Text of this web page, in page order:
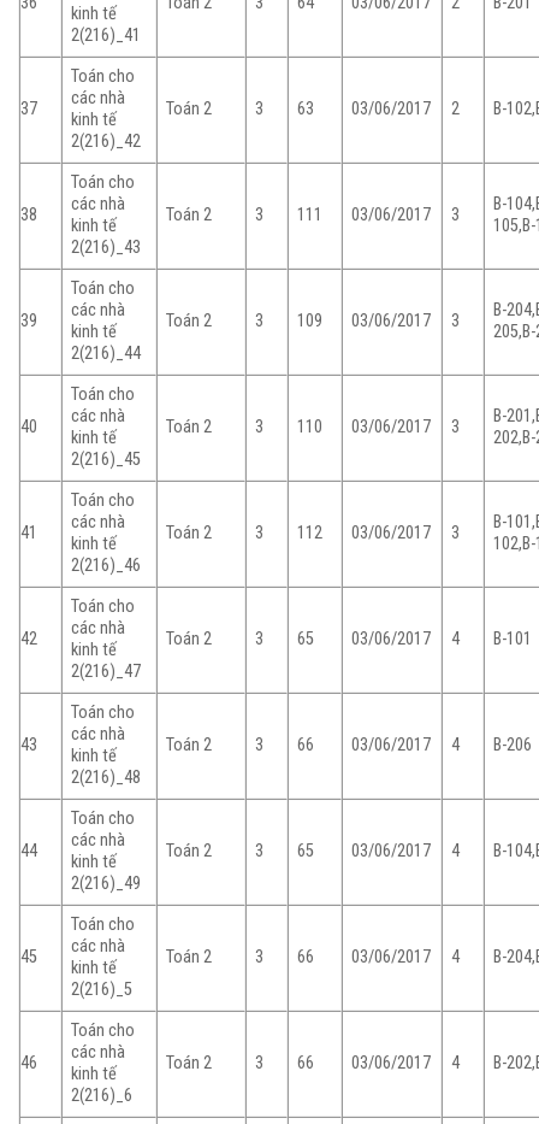
kinh tế
2(216)_41
37
Toán cho
các nhà
kinh tế
2(216)_42
Toán 2 3 63 03/06/2017 2 B-
38
Toán cho
các nhà
kinh tế
2(216)_43
Toán 2 3 111 03/06/2017 3
B-
39
Toán cho
các nhà
kinh tế
2(216)_44
Toán 2 3 109 03/06/2017 3
B-
40
Toán cho
các nhà
kinh tế
2(216)_45
Toán 2 3 110 03/06/2017 3
B-
41
Toán cho
các nhà
kinh tế
2(216)_46
Toán 2 3 112 03/06/2017 3
B-
42
Toán cho
các nhà
kinh tế
2(216)_47
Toán 2 3 65 03/06/2017 4 B-101
43
Toán cho
các nhà
kinh tế
2(216)_48
Toán 2 3 66 03/06/2017 4 B-206
44
Toán cho
các nhà
kinh tế
2(216)_49
Toán 2 3 65 03/06/2017 4 B-
45
Toán cho
các nhà
kinh tế
2(216)_5
Toán 2 3 66 03/06/2017 4 B-
46
Toán cho
các nhà
kinh tế
2(216)_6
Toán 2 3 66 03/06/2017 4 B-